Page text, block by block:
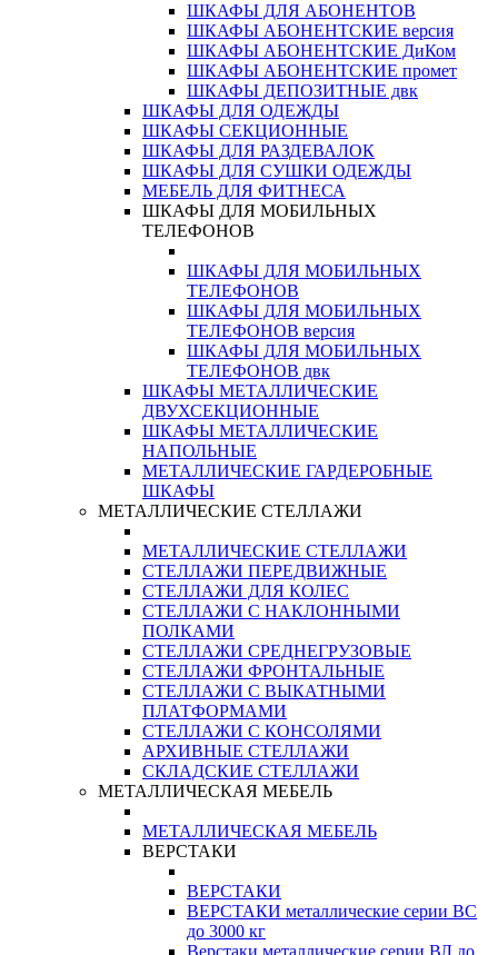
ШКАФЫ ДЛЯ АБОНЕНТОВ
ШКАФЫ АБОНЕНТСКИЕ версия
ШКАФЫ АБОНЕНТСКИЕ ДиКом
ШКАФЫ АБОНЕНТСКИЕ промет
ШКАФЫ ДЕПОЗИТНЫЕ двк
ШКАФЫ ДЛЯ ОДЕЖДЫ
ШКАФЫ СЕКЦИОННЫЕ
ШКАФЫ ДЛЯ РАЗДЕВАЛОК
ШКАФЫ ДЛЯ СУШКИ ОДЕЖДЫ
МЕБЕЛЬ ДЛЯ ФИТНЕСА
ШКАФЫ ДЛЯ МОБИЛЬНЫХ
ТЕЛЕФОНОВ
ШКАФЫ ДЛЯ МОБИЛЬНЫХ
ТЕЛЕФОНОВ
ШКАФЫ ДЛЯ МОБИЛЬНЫХ
ТЕЛЕФОНОВ версия
ШКАФЫ ДЛЯ МОБИЛЬНЫХ
ТЕЛЕФОНОВ двк
ШКАФЫ МЕТАЛЛИЧЕСКИЕ
ДВУХСЕКЦИОННЫЕ
ШКАФЫ МЕТАЛЛИЧЕСКИЕ
НАПОЛЬНЫЕ
МЕТАЛЛИЧЕСКИЕ ГАРДЕРОБНЫЕ
ШКАФЫ
МЕТАЛЛИЧЕСКИЕ СТЕЛЛАЖИ
МЕТАЛЛИЧЕСКИЕ СТЕЛЛАЖИ
СТЕЛЛАЖИ ПЕРЕДВИЖНЫЕ
СТЕЛЛАЖИ ДЛЯ КОЛЕС
СТЕЛЛАЖИ С НАКЛОННЫМИ
ПОЛКАМИ
СТЕЛЛАЖИ СРЕДНЕГРУЗОВЫЕ
СТЕЛЛАЖИ ФРОНТАЛЬНЫЕ
СТЕЛЛАЖИ С ВЫКАТНЫМИ
ПЛАТФОРМАМИ
СТЕЛЛАЖИ С КОНСОЛЯМИ
АРХИВНЫЕ СТЕЛЛАЖИ
СКЛАДСКИЕ СТЕЛЛАЖИ
МЕТАЛЛИЧЕСКАЯ МЕБЕЛЬ
МЕТАЛЛИЧЕСКАЯ МЕБЕЛЬ
ВЕРСТАКИ
ВЕРСТАКИ
ВЕРСТАКИ металлические серии ВС
до 3000 кг
Верстаки металлические серии ВЛ до